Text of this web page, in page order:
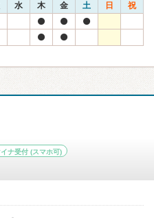
水 木 金 土 日 祝
イナ受付 (スマホ可)